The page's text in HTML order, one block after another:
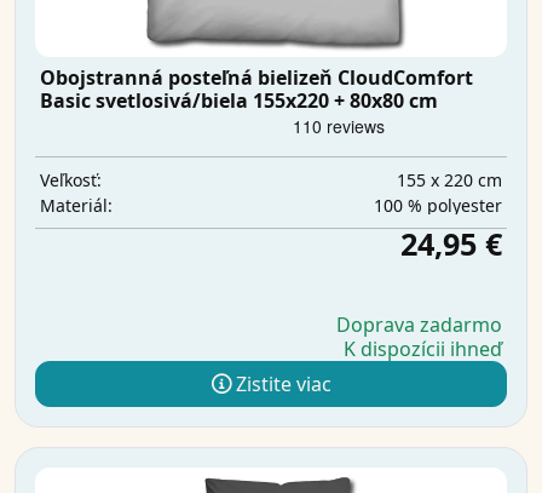
Obojstranná posteľná bielizeň CloudComfort
Basic svetlosivá/biela 155x220 + 80x80 cm
Veľkosť:
155 x 220 cm
Materiál:
100 % polyester
24,95 €
Doprava zadarmo
K dispozícii ihneď
Zistite viac